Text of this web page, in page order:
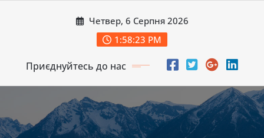
Четвер, 6 Серпня 2026
1:58:24 PM
Приєднуйтесь до нас